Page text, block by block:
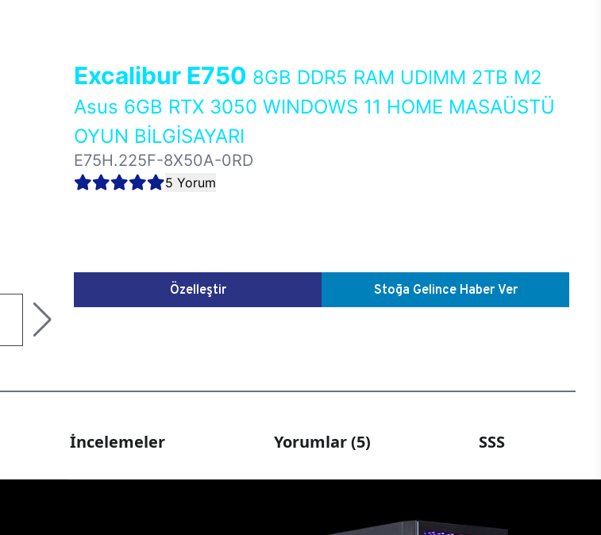
Excalibur E750 8GB DDR5 RAM UDIMM 2TB M2
Asus 6GB RTX 3050 WINDOWS 11 HOME MASAÜSTÜ
OYUN BİLGİSAYARI
E75H.225F-8X50A-0RD
5 Yorum
Özelleştir Stoğa Gelince Haber Ver
İncelemeler Yorumlar (5) SSS